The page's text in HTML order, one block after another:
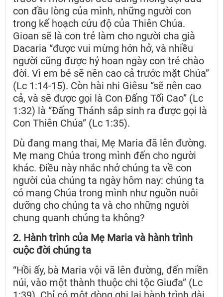
con đầu lòng của mình, những người con
trong kế hoạch cứu độ của Thiên Chúa.
Gioan sẽ là con trẻ làm cho người cha già
Dacaria “được vui mừng hớn hở, và nhiều
người cũng được hỷ hoan ngày con trẻ chào
đời. Vì em bé sẽ nên cao cả trước mặt Chúa”
(Lc 1:14-15). Còn hài nhi Giêsu “sẽ nên cao
cả, và sẽ được gọi là Con Đấng Tối Cao” (Lc
1:32) là “Đấng Thánh sắp sinh ra được gọi là
Con Thiên Chúa” (Lc 1:35).
Dù đang mang thai, Mẹ Maria đã lên đường.
Mẹ mang Chúa trong mình đến cho người
khác. Điều này nhắc nhở chúng ta về con
người của chúng ta ngày hôm nay: chúng ta
có mang Chúa trong mình như nguồn nuôi
dưỡng cho chúng ta và cho những người
chung quanh chúng ta không?
2. Hành trình của Mẹ Maria và hành trình
cuộc đời chúng ta
“Hồi ấy, bà Maria vội vã lên đường, đến miền
núi, vào một thành thuộc chi tộc Giuđa” (Lc